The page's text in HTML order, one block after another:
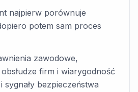
najpierw porównuje
potem sam proces
zawodowe,
firm i wiarygodność
bezpieczeństwa